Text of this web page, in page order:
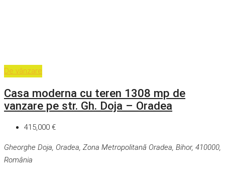
De vânzare
Casa moderna cu teren 1308 mp de
vanzare pe str. Gh. Doja – Oradea
415,000 €
Gheorghe Doja, Oradea, Zona Metropolitană Oradea, Bihor, 410000,
România